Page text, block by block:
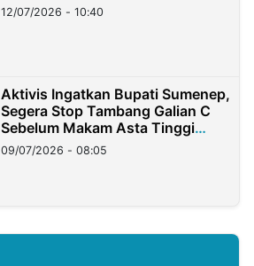
12/07/2026 - 10:40
Aktivis Ingatkan Bupati Sumenep,
Segera Stop Tambang Galian C
Sebelum Makam Asta Tinggi
Longsor
09/07/2026 - 08:05